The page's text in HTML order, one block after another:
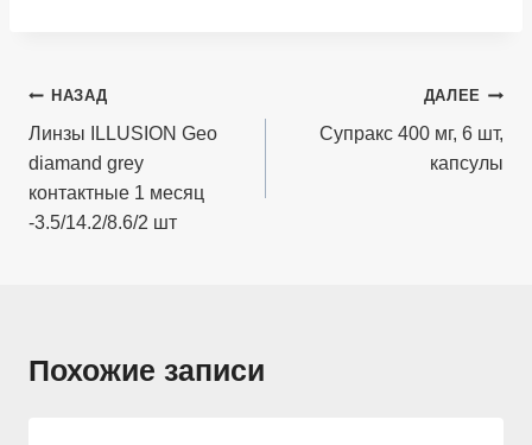
Навигация
по
записям
НАЗАД
Линзы ILLUSION Geo
diamand grey
контактные 1 месяц
-3.5/14.2/8.6/2 шт
ДАЛЕЕ
Супракс 400 мг, 6 шт,
капсулы
Похожие записи